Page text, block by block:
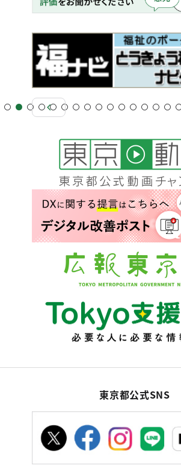
東京都公式SNS